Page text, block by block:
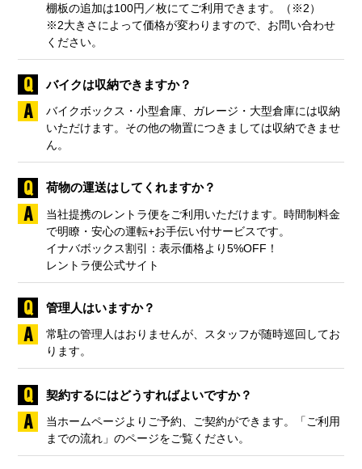
棚板の追加は100円／枚にてご利用できます。（※2）
※2大きさによって価格が変わりますので、お問い合わせ
ください。
バイクは収納できますか？
バイクボックス・小型倉庫、ガレージ・大型倉庫には収納
いただけます。その他の物置につきましては収納できませ
ん。
荷物の運送はしてくれますか？
当社提携のレントラ便をご利用いただけます。時間制料金
で明瞭・安心の運転+お手伝い付サービスです。
イナバボックス割引：表示価格より5%OFF！
レントラ便公式サイト
管理人はいますか？
常駐の管理人はおりませんが、スタッフが随時巡回してお
ります。
契約するにはどうすればよいですか？
当ホームページよりご予約、ご契約ができます。「 ご利用
までの流れ 」のページをご覧ください。